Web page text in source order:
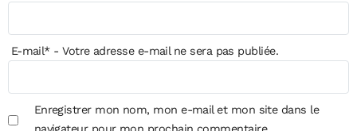
E-mail*- Votre adresse e-mail ne sera pas publiée.
Enregistrer mon nom, mon e-mail et mon site dans le